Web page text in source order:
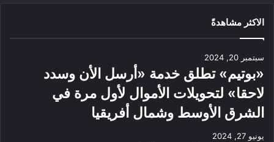
الاكثر مشاهدةً
سبتمبر 20, 2024
«بوتيم» تطلق خدمة «أرسل الأن وسدد
لاحقا» لتحويلات الأموال لأول مرة في
الشرق الأوسط وشمال أفريقيا
يونيو 27, 2024